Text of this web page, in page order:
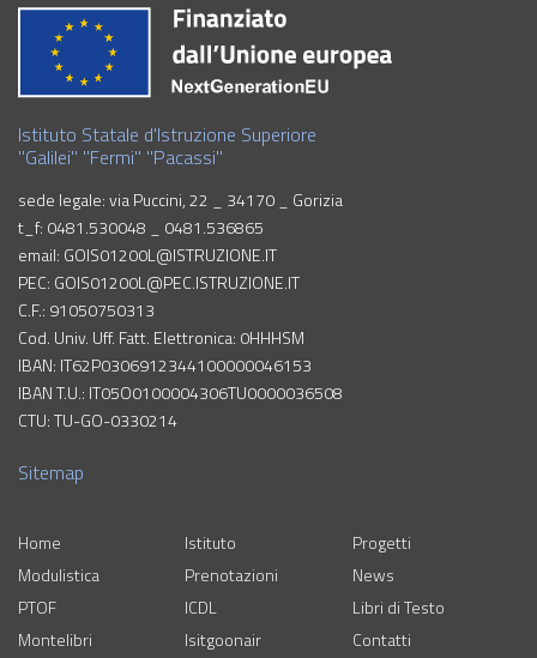
Istituto Statale d'Istruzione Superiore
"Galilei" "Fermi" "Pacassi"
sede legale: via Puccini, 22 _ 34170 _ Gorizia
t_f: 0481.530048 _ 0481.536865
email: GOIS01200L@ISTRUZIONE.IT
PEC: GOIS01200L@PEC.ISTRUZIONE.IT
C.F.: 91050750313
Cod. Univ. Uff. Fatt. Elettronica: 0HHHSM
IBAN: IT62P0306912344100000046153
IBAN T.U.: IT05O0100004306TU0000036508
CTU: TU-GO-0330214
Sitemap
Home Istituto
Progetti
Modulistica
Prenotazioni
News
PTOF
ICDL
Libri di Testo
Montelibri
Isitgoonair Contatti